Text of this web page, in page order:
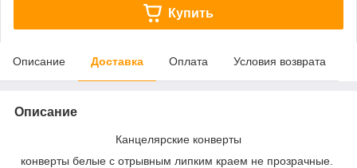
Купить
Описание Доставка Оплата Условия возврата
Описание
Канцелярские конверты
конверты белые с отрывным липким краем не прозрачные.